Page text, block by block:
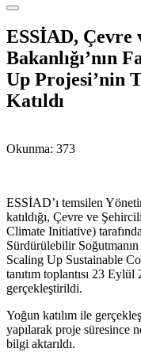
ESSİAD, Çevre
Bakanlığı’nın
Up Projesi’nin
Katıldı
Okunma: 373
ESSİAD’ı temsilen
katıldığı, Çevre ve
Climate Initiative)
Sürdürülebilir Soğutmanın
Scaling Up Sustainable
tanıtım toplantısı 23
gerçekleştirildi.
Yoğun katılım ile
yapılarak proje süresince
bilgi aktarıldı.